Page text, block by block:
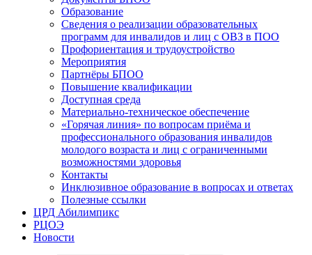
Образование
Сведения о реализации образовательных
программ для инвалидов и лиц с ОВЗ в ПОО
Профориентация и трудоустройство
Мероприятия
Партнёры БПОО
Повышение квалификации
Доступная среда
Материально-техническое обеспечение
«Горячая линия» по вопросам приёма и
профессионального образования инвалидов
молодого возраста и лиц с ограниченными
возможностями здоровья
Контакты
Инклюзивное образование в вопросах и ответах
Полезные ссылки
ЦРД Абилимпикс
РЦОЭ
Новости